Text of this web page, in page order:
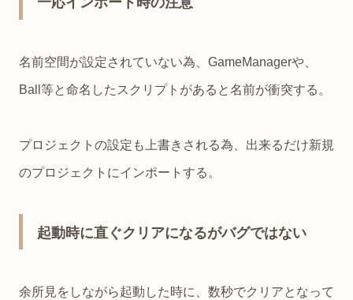
名前空間が設定されていない為、GameManagerや、
Ball等と命名したスクリプトがあると名前が衝突する。
プロジェクトの設定も上書きされる為、出来るだけ新規
のプロジェクトにインポートする。
起動時に直ぐクリアになるがバグではない
余所見をしながら起動した時に、数秒でクリアとなって